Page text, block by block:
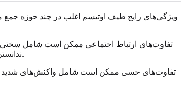
ویژگی‌های رایج طیف اوتیسم اغلب در چند حوزه جمع
تفاوت‌های ارتباط اجتماعی ممکن است شامل سختی
ندانستن میزان تماس چشمی مورد انتظار باشد. ممکن است عمیقا به دیگران اهمیت بدهید و با این حال سازوکار تعامل اجتماعی را گیج‌کننده یا خسته‌کننده بدانید.
تفاوت‌های حسی ممکن است شامل واکنش‌های شدید به